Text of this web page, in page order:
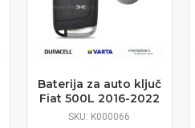
SKU: K000066
Baterija za auto ključ
Fiat 500L 2016-2022